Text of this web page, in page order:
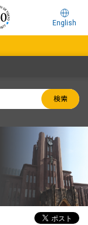
English
検索